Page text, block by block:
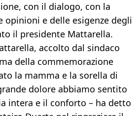
con il dialogo, con la
opinioni e delle esigenze degli
il presidente Mattarella.
accolto dal sindaco
della commemorazione
la mamma e la sorella di
dolore abbiamo sentito
intera e il conforto – ha detto